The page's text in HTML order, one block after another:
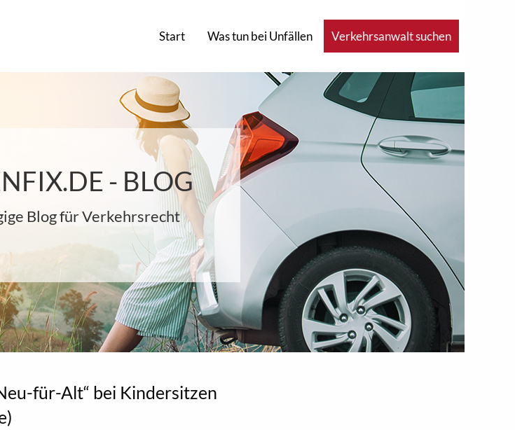
Start Was tun bei Unfällen Verkehrsanwalt suchen
- BLOG
Blog für Verkehrsrecht
für-Alt“ bei Kindersitzen